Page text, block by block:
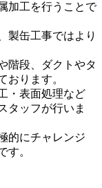
加工を行うことで
製缶工事ではより
階段、ダクトやタ
おります。
・表面処理など
タッフが行いま
的にチャレンジ
す。